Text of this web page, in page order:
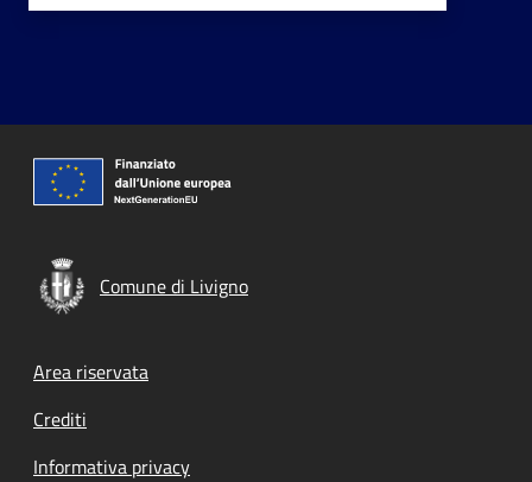
Comune di Livigno
Footer menu
Area riservata
Crediti
Informativa privacy